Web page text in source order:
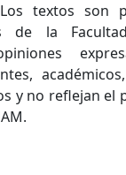
textos son
de la
y no reflejan el